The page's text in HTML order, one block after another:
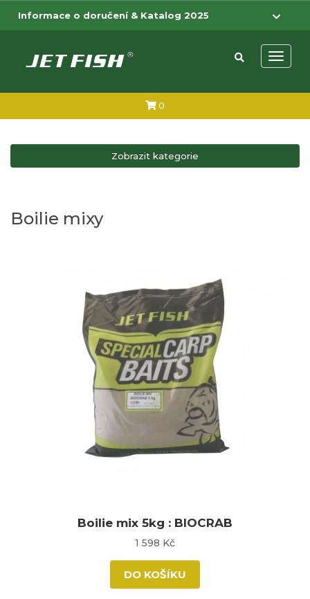
Informace o doručení & Katalog 2025
Otevřít
0
Zobrazit kategorie
Boilie mixy
Boilie mix 5kg : BIOCRAB
1 598 Kč
DO KOŠÍKU